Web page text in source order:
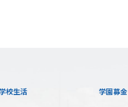
校生活 学園募金